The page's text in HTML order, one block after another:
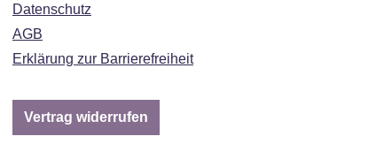
Datenschutz
AGB
Erklärung zur Barrierefreiheit
Vertrag widerrufen